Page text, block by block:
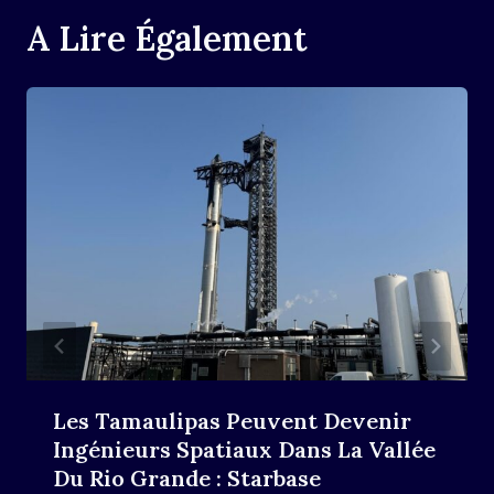
A Lire Également
Les Tamaulipas Peuvent Devenir
Ingénieurs Spatiaux Dans La Vallée
Du Rio Grande : Starbase